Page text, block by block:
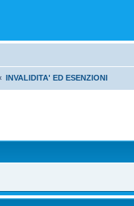
INVALIDITA' ED ESENZIONI